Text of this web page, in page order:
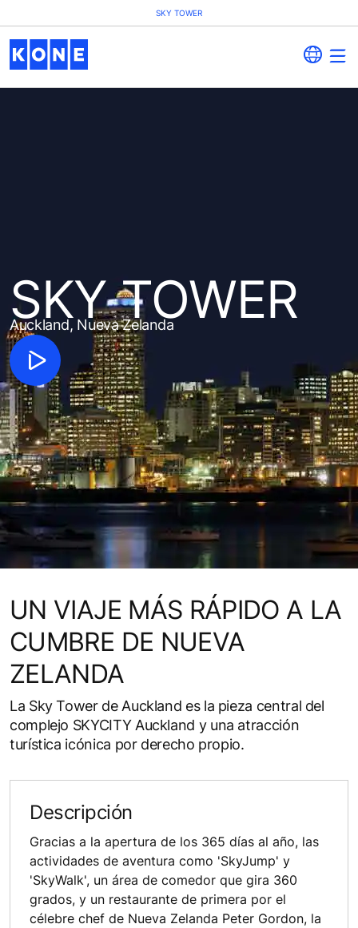
SKY TOWER
SKY TOWER
Auckland, Nueva Zelanda
UN VIAJE MÁS RÁPIDO A LA
CUMBRE DE NUEVA
ZELANDA
La Sky Tower de Auckland es la pieza central del
complejo SKYCITY Auckland y una atracción
turística icónica por derecho propio.
Descripción
Gracias a la apertura de los 365 días al año, las
actividades de aventura como 'SkyJump' y
'SkyWalk', un área de comedor que gira 360
grados, y un restaurante de primera por el
célebre chef de Nueva Zelanda Peter Gordon, la